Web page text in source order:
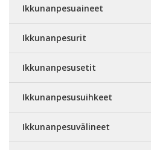
Ikkunanpesuaineet
Ikkunanpesurit
Ikkunanpesusetit
Ikkunanpesusuihkeet
Ikkunanpesuvälineet